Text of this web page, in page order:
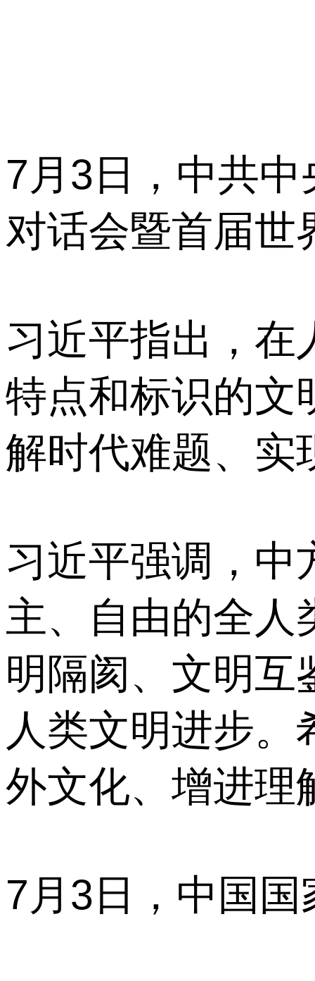
7月3日，中共
对话会暨首届世
习近平指出，在
特点和标识的文
解时代难题、实
习近平强调，中
主、自由的全人
明隔阂、文明互
人类文明进步
外文化、增进理
7月3日，中国